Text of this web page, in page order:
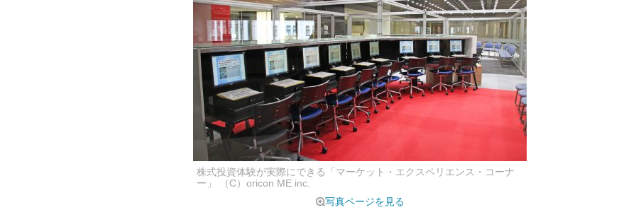
株式投資体験が実際にできる「マーケット・エクスペリエンス・コーナ
ー」 （C）oricon ME inc.
写真ページを見る